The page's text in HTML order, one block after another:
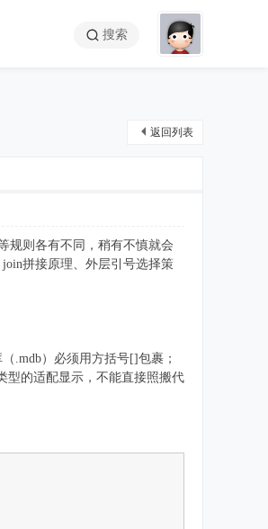
搜索
返回列表
规则各有不同，稍有不慎就会
拼接原理、外层引号选择策
.mdb）必须用方括号[]包裹；
型的适配显示，不能直接照搬代